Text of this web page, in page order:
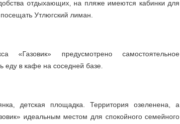
отдыхающих, на пляже имеются кабинки для
Утлюгский лиман.
«Газовик» предусмотрено самостоятельное
в кафе на соседней базе.
детская площадка. Территория озеленена, а
идеальным местом для спокойного семейного